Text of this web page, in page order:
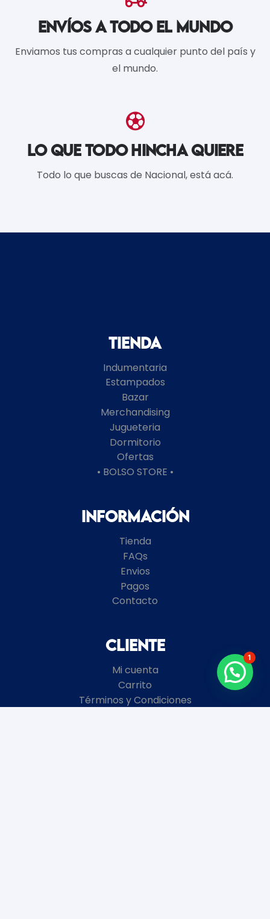
ENVÍOS A TODO EL MUNDO
Enviamos tus compras a cualquier punto del país y
el mundo.
LO QUE TODO HINCHA QUIERE
Todo lo que buscas de Nacional, está acá.
Tienda
Indumentaria
Estampados
Bazar
Merchandising
Jugueteria
Dormitorio
Ofertas
• BOLSO STORE •
Información
Tienda
FAQs
Envios
Pagos
Contacto
Cliente
Mi cuenta
Carrito
Términos y Condiciones
1